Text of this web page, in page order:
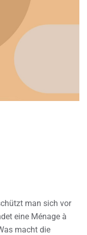
man sich vor
eine Ménage à
macht die